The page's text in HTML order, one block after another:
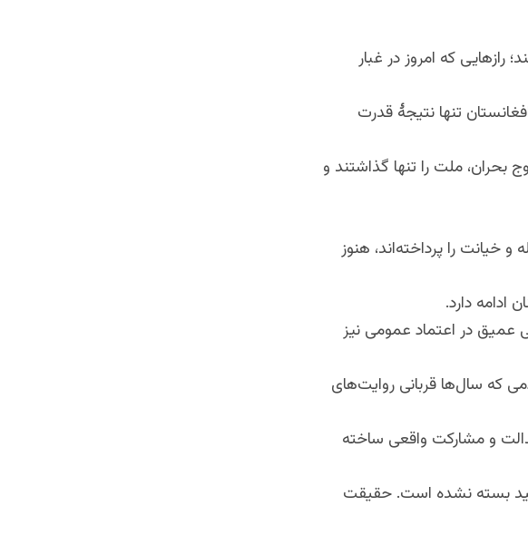
رازهایی که امروز در غبار
تنها نتیجهٔ قدرت
بحران، ملت را تنها گذاشتند و
خیانت را پرداخته‌اند، هنوز
ادامه دارد.
عمیق در اعتماد عمومی نیز
که سال‌ها قربانی روایت‌های
و مشارکت واقعی ساخته
امید بسته نشده است. حقیقت